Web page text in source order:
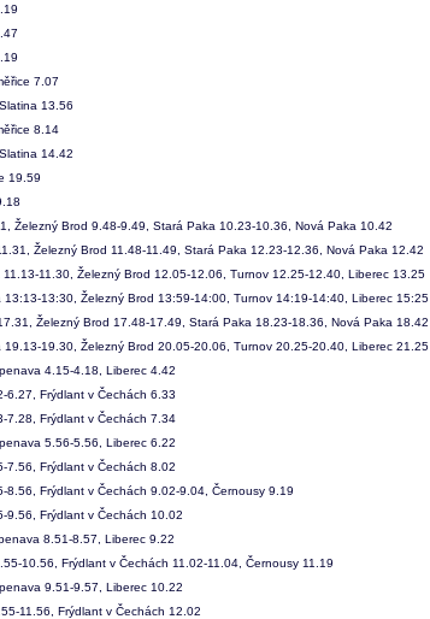
7.07
13.56
8.14
14.42
19.59
Železný Brod 9.48-9.49, Stará Paka 10.23-10.36, Nová Paka 10.42
Železný Brod 11.48-11.49, Stará Paka 12.23-12.36, Nová Paka 12.42
11.30, Železný Brod 12.05-12.06, Turnov 12.25-12.40, Liberec 13.25
13:30, Železný Brod 13:59-14:00, Turnov 14:19-14:40, Liberec 15:25
Železný Brod 17.48-17.49, Stará Paka 18.23-18.36, Nová Paka 18.42
19.30, Železný Brod 20.05-20.06, Turnov 20.25-20.40, Liberec 21.25
4.15-4.18, Liberec 4.42
6.27, Frýdlant v Čechách 6.33
7.28, Frýdlant v Čechách 7.34
5.56-5.56, Liberec 6.22
7.56, Frýdlant v Čechách 8.02
8.56, Frýdlant v Čechách 9.02-9.04, Černousy 9.19
9.56, Frýdlant v Čechách 10.02
8.51-8.57, Liberec 9.22
10.56, Frýdlant v Čechách 11.02-11.04, Černousy 11.19
9.51-9.57, Liberec 10.22
11.56, Frýdlant v Čechách 12.02